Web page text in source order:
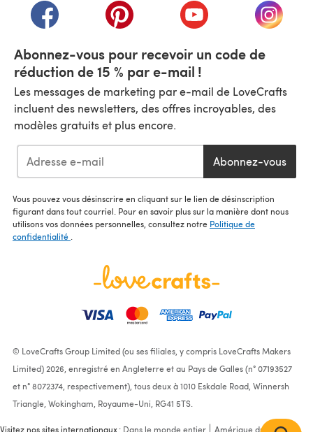
(s'ouvre dans un nouvel onglet)
(s'ouvre dans un nouvel onglet)
(s'ouvre dans un(s'ouvre
Abonnez-vous pour recevoir un code de
réduction de 15 % par e-mail !
Les messages de marketing par e-mail de LoveCrafts
incluent des newsletters, des offres incroyables, des
modèles gratuits et plus encore.
Abonnez-vous
Vous pouvez vous désinscrire en cliquant sur le lien de désinscription
figurant dans tout courriel. Pour en savoir plus sur la manière dont nous
utilisons vos données personnelles, consultez notre Politique de
confidentialité
© LoveCrafts Group Limited (ou ses filiales, y compris LoveCrafts Makers
Limited) 2026, enregistré en Angleterre et au Pays de Galles (n° 07193527
et n° 8072374, respectivement), tous deux à 1010 Eskdale Road, Winnersh
Triangle, Wokingham, Royaume-Uni, RG41 5TS.
Visitez nos sites internationaux : Dans le monde entier Amérique du Nord